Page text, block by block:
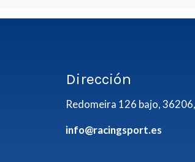
Dirección
Redomeira 126 bajo,
info@racingsport.es